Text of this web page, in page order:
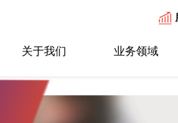
关于我们 业务领域